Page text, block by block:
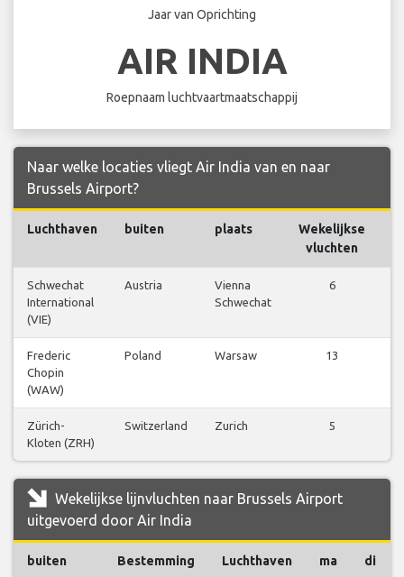
Jaar van Oprichting
AIR INDIA
Roepnaam luchtvaartmaatschappij
Naar welke locaties vliegt Air India van en naar
Brussels Airport?
Luchthaven buiten plaats
Wekelijkse
vluchten
Schwechat
International
(VIE)
Austria
Vienna
Schwechat
6
Frederic
Chopin
(WAW)
Poland Warsaw 13
Zürich-
Kloten (ZRH)
Switzerland Zurich 5
Wekelijkse lijnvluchten naar Brussels Airport
uitgevoerd door Air India
buiten Bestemming Luchthaven ma di